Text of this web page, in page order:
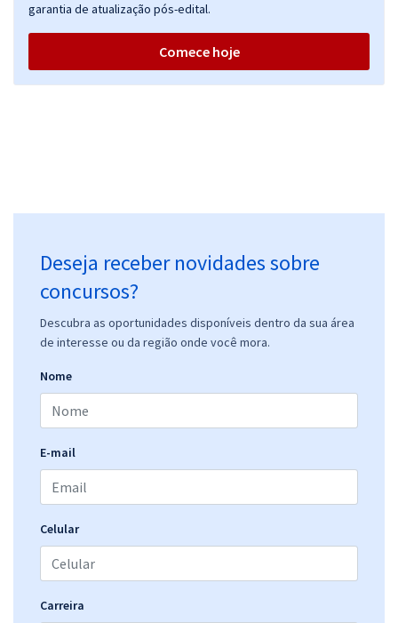
garantia de atualização pós-edital.
Comece hoje
Deseja receber novidades sobre
concursos?
Descubra as oportunidades disponíveis dentro da sua área
de interesse ou da região onde você mora.
Nome
E-mail
Celular
Carreira